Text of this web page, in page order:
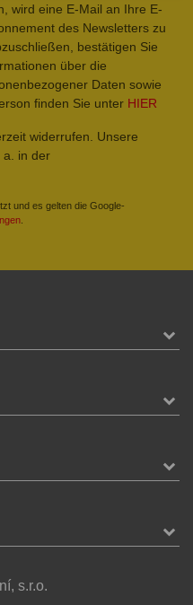
wird eine E-Mail an Ihre E-
des Newsletters zu
bestätigen Sie
über die
Daten sowie
finden Sie unter HIER
widerrufen. Unsere
a. in der
und es gelten die Google-
s.r.o.